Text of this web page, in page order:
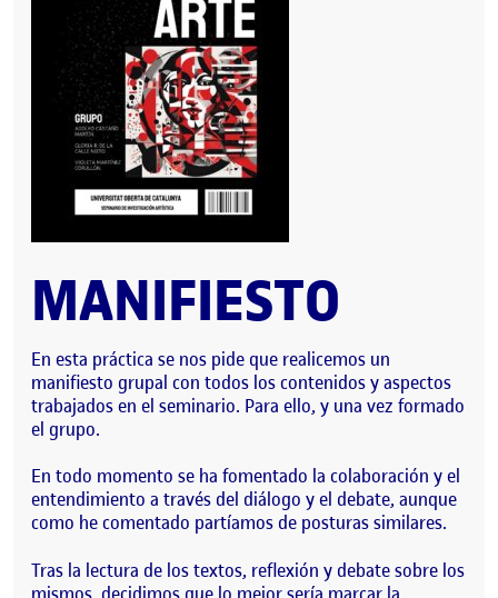
MANIFIESTO
En esta práctica se nos pide que realicemos un
manifiesto grupal con todos los contenidos y aspectos
trabajados en el seminario. Para ello, y una vez formado
el grupo.
En todo momento se ha fomentado la colaboración y el
entendimiento a través del diálogo y el debate, aunque
como he comentado partíamos de posturas similares.
Tras la lectura de los textos, reflexión y debate sobre los